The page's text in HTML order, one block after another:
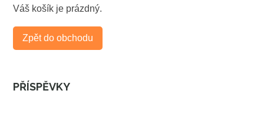
Váš košík je prázdný.
Zpět do obchodu
PŘÍSPĚVKY